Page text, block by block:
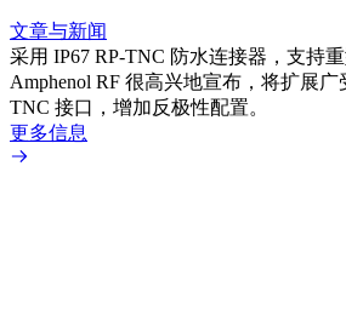
文章与新闻
采用 IP67 RP-TNC 防水连接器，支持
Amphenol RF 很高兴地宣布，将扩展
TNC 接口，增加反极性配置。
更多信息